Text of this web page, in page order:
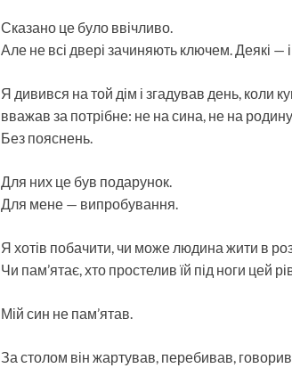
Сказано це було ввічливо.
Але не всі двері зачиняють ключем. Деякі —
Я дивився на той дім і згадував день, коли
вважав за потрібне: не на сина, не на
Без пояснень.
Для них це був подарунок.
Для мене — випробування.
Я хотів побачити, чи може людина жити в
Чи пам’ятає, хто простелив їй під ноги цей
Мій син не пам’ятав.
За столом він жартував, перебивав,